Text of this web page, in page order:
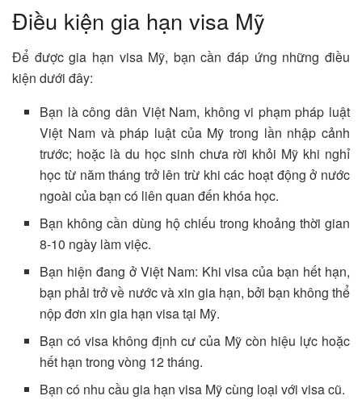
Điều kiện gia hạn visa Mỹ
Để được gia hạn visa Mỹ, bạn cần đáp ứng những điều
kiện dưới đây:
Bạn là công dân Việt Nam, không vi phạm pháp luật
Việt Nam và pháp luật của Mỹ trong lần nhập cảnh
trước; hoặc là du học sinh chưa rời khỏi Mỹ khi nghỉ
học từ năm tháng trở lên trừ khi các hoạt động ở nước
ngoài của bạn có liên quan đến khóa học.
Bạn không cần dùng hộ chiếu trong khoảng thời gian
8-10 ngày làm việc.
Bạn hiện đang ở Việt Nam: Khi visa của bạn hết hạn,
bạn phải trở về nước và xin gia hạn, bởi bạn không thể
nộp đơn xin gia hạn visa tại Mỹ.
Bạn có visa không định cư của Mỹ còn hiệu lực hoặc
hết hạn trong vòng 12 tháng.
Bạn có nhu cầu gia hạn visa Mỹ cùng loại với visa cũ.